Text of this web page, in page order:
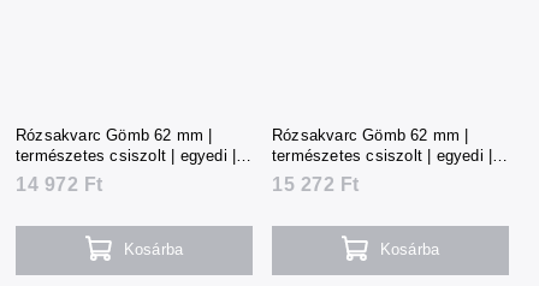
Rózsakvarc Gömb 62 mm |
természetes csiszolt | egyedi |
332 g | Madagaszkár
14 972 Ft
Kosárba
Rózsakvarc Gömb 62 mm |
természetes csiszolt | egyedi |
339 g | Madagaszkár
15 272 Ft
Kosárba